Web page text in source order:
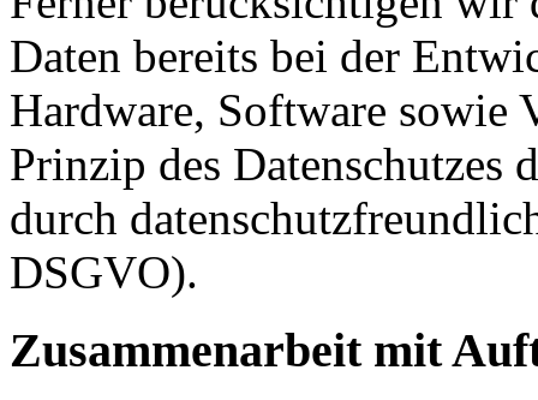
Daten bereits bei der
Hardware, Software sowie
Prinzip des Datenschutzes
durch
DSGVO).
Zusammenarbeit mit